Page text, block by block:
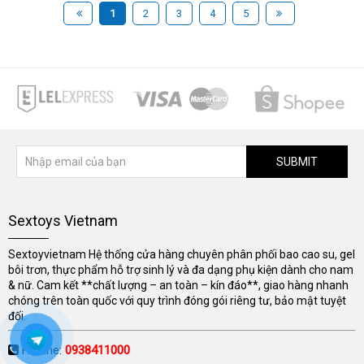
1 2 3 4 5
SUBMIT
Sextoys Vietnam
Sextoyvietnam Hệ thống cửa hàng chuyên phân phối bao cao su, gel
bôi trơn, thực phẩm hỗ trợ sinh lý và đa dạng phụ kiện dành cho nam
& nữ. Cam kết **chất lượng – an toàn – kín đáo**, giao hàng nhanh
chóng trên toàn quốc với quy trình đóng gói riêng tư, bảo mật tuyệt
đối.
Hotline: 0938411000